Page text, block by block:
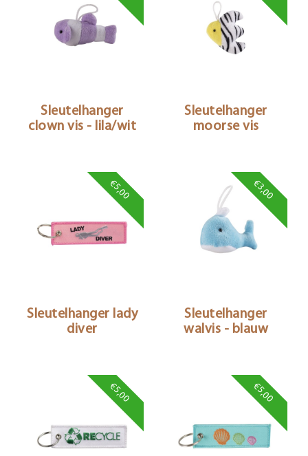
Sleutelhanger
clown vis - lila/wit
Sleutelhanger
moorse vis
€5,00
Sleutelhanger lady
diver
€3,00
Sleutelhanger
walvis - blauw
€5,00 €5,00